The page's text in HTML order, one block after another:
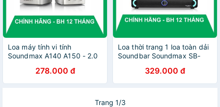
Loa máy tính vi tính
Soundmax A140 A150 - 2.0
278.000 đ
Loa thời trang 1 loa toàn dải
Soundbar Soundmax SB-
329.000 đ
Trang 1/3